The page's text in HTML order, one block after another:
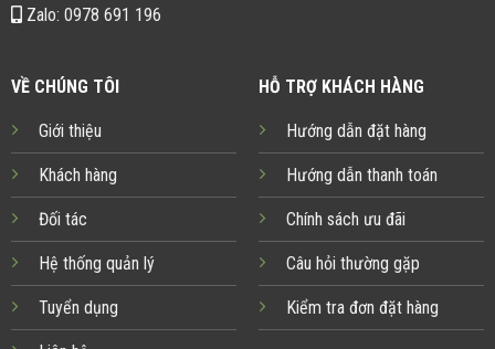
Zalo: 0978 691 196
VỀ CHÚNG TÔI
Giới thiệu
Khách hàng
Đối tác
Hệ thống quản lý
Tuyển dụng
HỖ TRỢ KHÁCH HÀNG
Hướng dẫn đặt hàng
Hướng dẫn thanh toán
Chính sách ưu đãi
Câu hỏi thường gặp
Kiểm tra đơn đặt hàng